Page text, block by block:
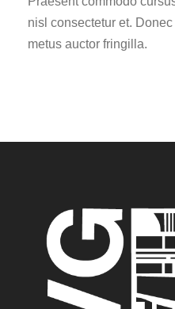
nisl consectetur et.
metus auctor fringilla.